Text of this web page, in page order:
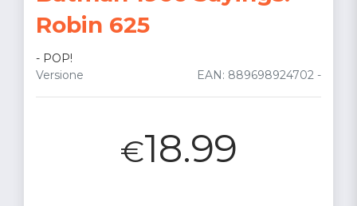
Robin 625
- POP!
EAN: 889698924702 -
Versione
€18.99